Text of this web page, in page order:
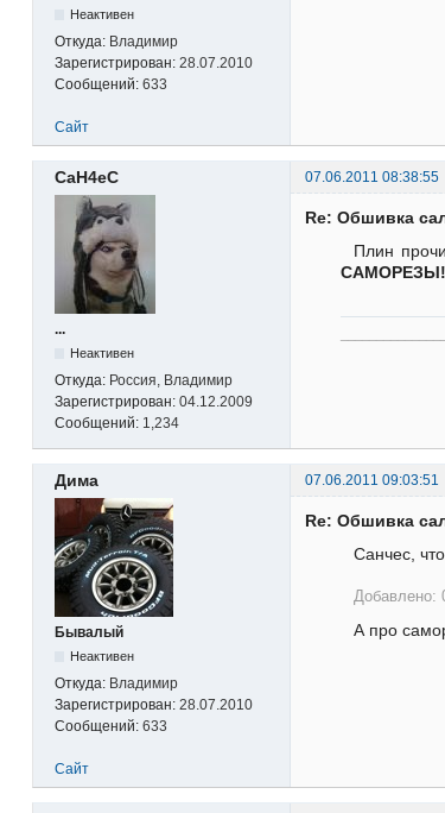
Неактивен
Откуда: Владимир
Зарегистрирован: 28.07.2010
Сообщений: 633
Сайт
CaH4eC 07.06.2011 08:38:55
...
Неактивен
Откуда: Россия, Владимир
Зарегистрирован: 04.12.2009
Сообщений: 1,234
Re: Обшивка
Плин
САМОРЕЗЫ!!!
Дима 07.06.2011 09:03:51
Бывалый
Неактивен
Откуда: Владимир
Зарегистрирован: 28.07.2010
Сообщений: 633
Re: Обшивка
Санчес,
Добавлено:
А про
Сайт